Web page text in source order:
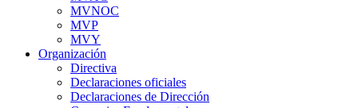
MVNOC
MVP
MVY
Organización
Directiva
Declaraciones oficiales
Declaraciones de Dirección